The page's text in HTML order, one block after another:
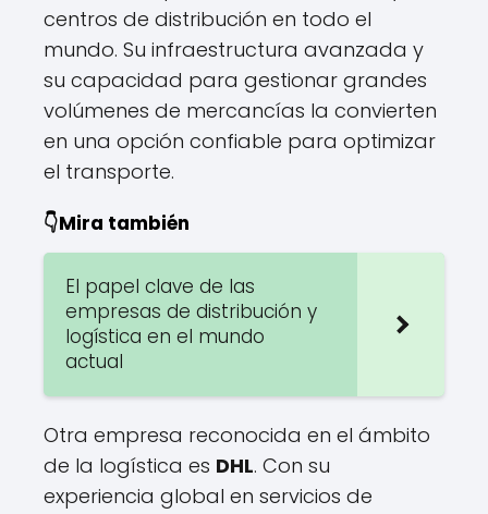
centros de distribución en todo el
mundo. Su infraestructura avanzada y
su capacidad para gestionar grandes
volúmenes de mercancías la convierten
en una opción confiable para optimizar
el transporte.
👇Mira también
El papel clave de las
empresas de distribución y
logística en el mundo
actual
Otra empresa reconocida en el ámbito
de la logística es DHL. Con su
experiencia global en servicios de